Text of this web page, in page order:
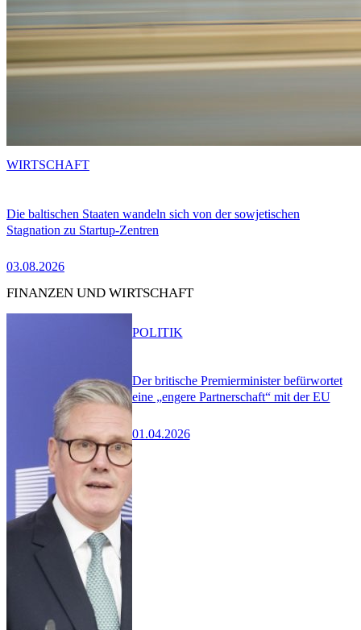
Die baltischen Staaten wandeln sich von der sowjetischen
Stagnation zu Startup-Zentren
03.08.2026
WIRTSCHAFT
FINANZEN UND WIRTSCHAFT
Der britische Premierminister befürwortet
eine „engere Partnerschaft“ mit der EU
01.04.2026
POLITIK